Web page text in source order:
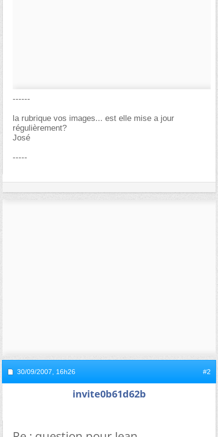
------
la rubrique vos images... est elle mise a jour
régulièrement?
José
-----
30/09/2007, 16h26 #2
invite0b61d62b